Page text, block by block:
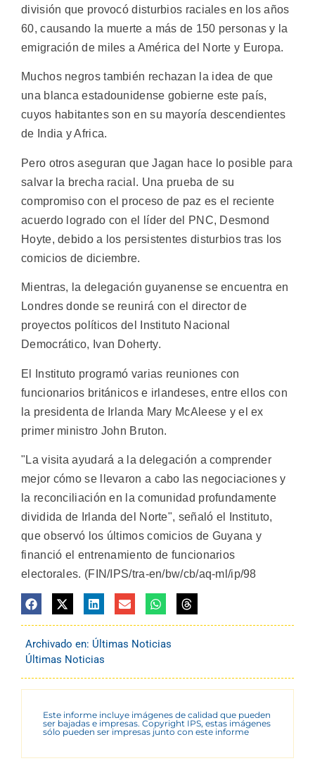
división que provocó disturbios raciales en los años
60, causando la muerte a más de 150 personas y la
emigración de miles a América del Norte y Europa.
Muchos negros también rechazan la idea de que
una blanca estadounidense gobierne este país,
cuyos habitantes son en su mayoría descendientes
de India y Africa.
Pero otros aseguran que Jagan hace lo posible para
salvar la brecha racial. Una prueba de su
compromiso con el proceso de paz es el reciente
acuerdo logrado con el líder del PNC, Desmond
Hoyte, debido a los persistentes disturbios tras los
comicios de diciembre.
Mientras, la delegación guyanense se encuentra en
Londres donde se reunirá con el director de
proyectos políticos del Instituto Nacional
Democrático, Ivan Doherty.
El Instituto programó varias reuniones con
funcionarios británicos e irlandeses, entre ellos con
la presidenta de Irlanda Mary McAleese y el ex
primer ministro John Bruton.
"La visita ayudará a la delegación a comprender
mejor cómo se llevaron a cabo las negociaciones y
la reconciliación en la comunidad profundamente
dividida de Irlanda del Norte", señaló el Instituto,
que observó los últimos comicios de Guyana y
financió el entrenamiento de funcionarios
electorales. (FIN/IPS/tra-en/bw/cb/aq-ml/ip/98
Archivado en: Últimas Noticias
Últimas Noticias
Este informe incluye imágenes de calidad que pueden
ser bajadas e impresas. Copyright IPS, estas imágenes
sólo pueden ser impresas junto con este informe